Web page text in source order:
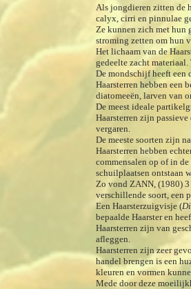
Als jongdieren zitten de
calyx, cirri en pinnulae
Ze kunnen zich met hun
stroming zetten om hun
Het lichaam van de
gedeelte zacht
De mondschijf heeft een
Haarsterren hebben
diatomeeën, larven van
De meest ideale
Haarsterren zijn
vergaren.
De meeste soorten zijn
Haarsterren hebben
commensalen op of in
schuilplaatsen ontstaan
Zo vond ZANN, (1980)
verschillende soort, een
Een Haarsterzuigvisje (
bepaalde Haarster en
Haarsterren zijn van
afleggen.
Haarsterren zijn zeer
handel brengen is een
kleuren en vormen
Mede door deze